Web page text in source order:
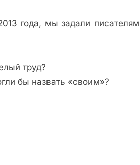
года, мы задали писателям
труд?
бы назвать «своим»?